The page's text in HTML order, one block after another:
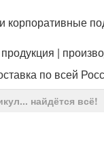
|
по всей